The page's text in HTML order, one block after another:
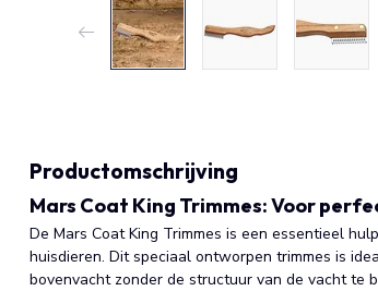
Productomschrijving
Mars Coat King Trimmes: Voor
De Mars Coat King Trimmes is een essentieel
huisdieren. Dit speciaal ontworpen trimmes is
bovenvacht zonder de structuur van de vacht te